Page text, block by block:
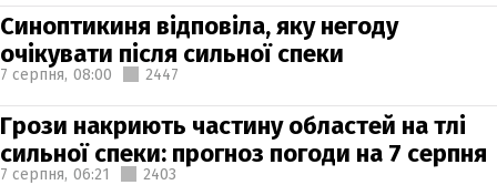
Синоптикиня відповіла, яку негоду
очікувати після сильної спеки
7 серпня, 08:00 2447
Грози накриють частину областей на тлі
сильної спеки: прогноз погоди на 7 серпня
7 серпня, 06:21 2403